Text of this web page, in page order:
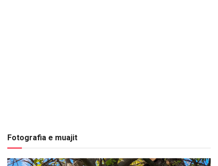
Fotografia e muajit